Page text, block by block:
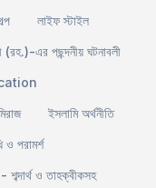
লাইফ স্টাইল
(রহ.)-এর পছন্দনীয় ঘটনাবলী
ইসলামি অর্থনীতি
ও পরামর্শ
শব্দার্থ ও তাহক্বীকসহ